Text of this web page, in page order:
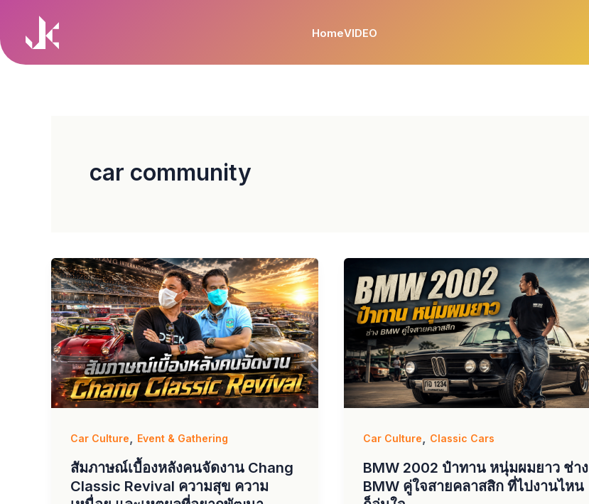
content
HomeVIDEO
car community
Car Culture Event & Gathering
สัมภาษณ์เบื้องหลังคนจัดงาน Chang
Classic Revival ความสุข ความ
Car Culture Classic Cars
BMW 2002 ป๋าทาน หนุ่มผมยาว ช่าง
BMW คู่ใจสายคลาสสิก ที่ไปงานไหน